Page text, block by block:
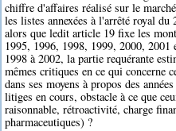
chiffre d'affaires réalisé sur le
les listes annexées à l'arrêté royal
alors que ledit article 19 fixe les
1995, 1996, 1998, 1999, 2000, 2001
1998 à 2002, la partie requérante
mêmes critiques en ce qui concerne
dans ses moyens à propos des
litiges en cours, obstacle à ce que
raisonnable, rétroactivité, charge
pharmaceutiques) ?